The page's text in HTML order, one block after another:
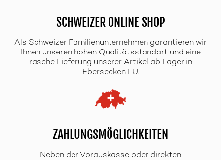
SCHWEIZER ONLINE SHOP
Als Schweizer Familienunternehmen garantieren wir
Ihnen unseren hohen Qualitätsstandart und eine
rasche Lieferung unserer Artikel ab Lager in
Ebersecken LU.
ZAHLUNGSMÖGLICHKEITEN
Neben der Vorauskasse oder direkten